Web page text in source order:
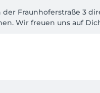
Fraunhoferstraße 3
Wir freuen uns auf